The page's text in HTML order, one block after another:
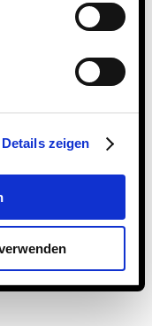
Details zeigen